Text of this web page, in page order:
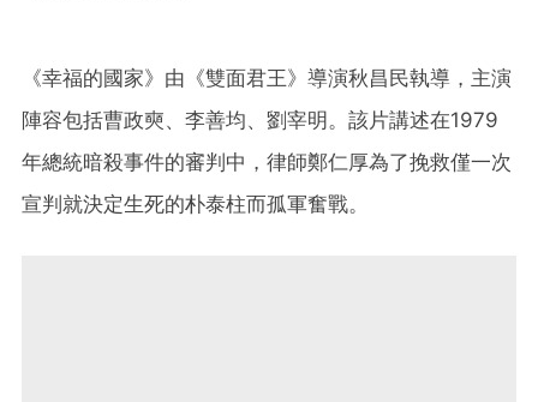
《幸福的國家》由《雙面君王》導演秋昌民執導，主演
陣容包括曹政奭、李善均、劉宰明。該片講述在1979
年總統暗殺事件的審判中，律師鄭仁厚為了挽救僅一次
宣判就決定生死的朴泰柱而孤軍奮戰。